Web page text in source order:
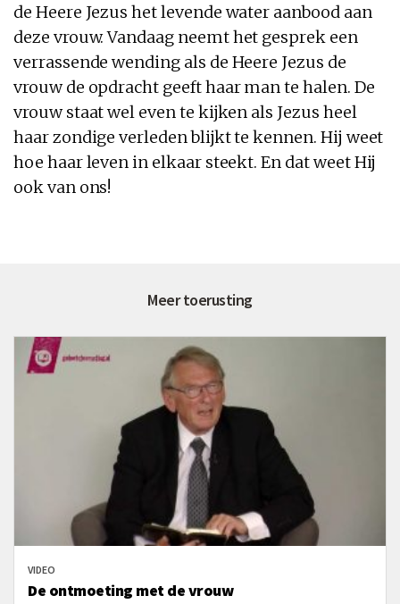
de Heere Jezus het levende water aanbood aan
deze vrouw. Vandaag neemt het gesprek een
verrassende wending als de Heere Jezus de
vrouw de opdracht geeft haar man te halen. De
vrouw staat wel even te kijken als Jezus heel
haar zondige verleden blijkt te kennen. Hij weet
hoe haar leven in elkaar steekt. En dat weet Hij
ook van ons!
Meer toerusting
VIDEO
De ontmoeting met de vrouw